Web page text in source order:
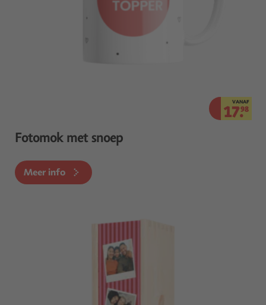
VANAF
17.98
Fotomok met snoep
Meer info